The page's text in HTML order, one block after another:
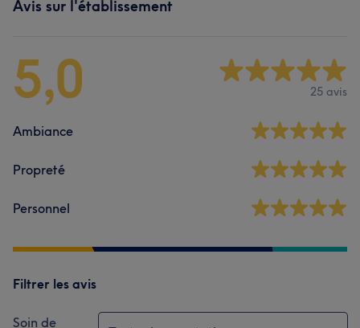
Avis sur l'établissement
5,0 25 avis
Ambiance
Propreté
Personnel
Filtrer les avis
Soin de